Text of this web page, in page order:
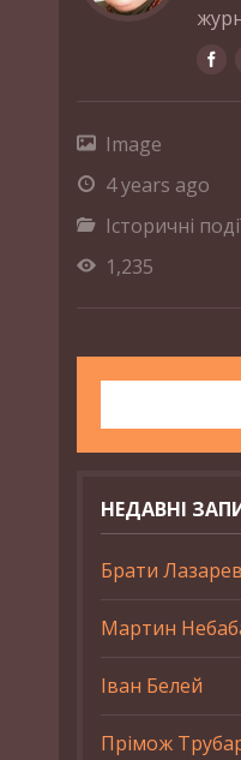
Image
4 years ago
Історичні
1,235
НЕДАВНІ
Брати
Мартин
Іван Белей
Прімож